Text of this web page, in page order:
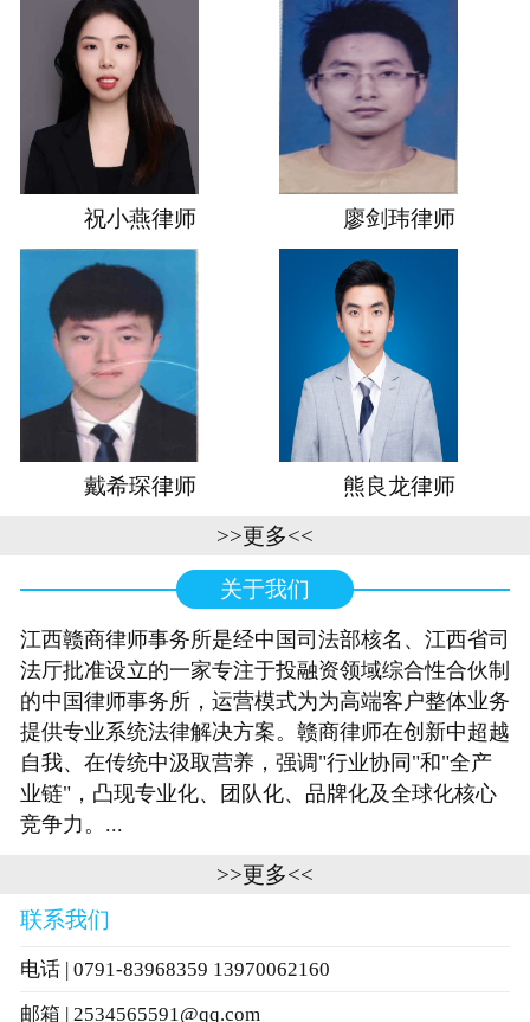
祝小燕律师 廖剑玮律师
戴希琛律师 熊良龙律师
>>更多<<
关于我们
江西赣商律师事务所是经中国司法部核名、江西省司
法厅批准设立的一家专注于投融资领域综合性合伙制
的中国律师事务所，运营模式为为高端客户整体业务
提供专业系统法律解决方案。赣商律师在创新中超越
自我、在传统中汲取营养，强调"行业协同"和"全产
业链"，凸现专业化、团队化、品牌化及全球化核心
竞争力。...
>>更多<<
联系我们
电话 | 0791-83968359 13970062160
邮箱 | 2534565591@qq.com